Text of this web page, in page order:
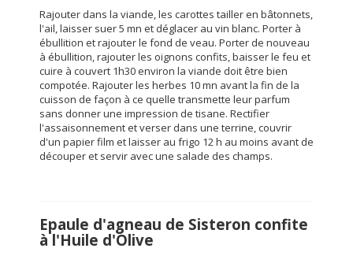
Rajouter dans la viande, les carottes tailler en bâtonnets,
l'ail, laisser suer 5 mn et déglacer au vin blanc. Porter à
ébullition et rajouter le fond de veau. Porter de nouveau
à ébullition, rajouter les oignons confits, baisser le feu et
cuire à couvert 1h30 environ la viande doit être bien
compotée. Rajouter les herbes 10 mn avant la fin de la
cuisson de façon à ce quelle transmette leur parfum
sans donner une impression de tisane. Rectifier
l'assaisonnement et verser dans une terrine, couvrir
d'un papier film et laisser au frigo 12 h au moins avant de
découper et servir avec une salade des champs.
Epaule d'agneau de Sisteron confite
à l'Huile d'Olive